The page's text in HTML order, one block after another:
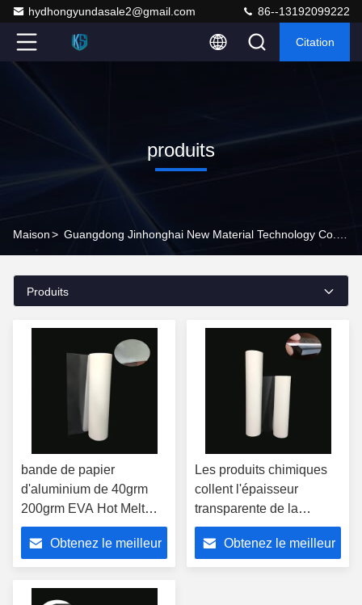
hydhongyundasale2@gmail.com 86--13192099222
Citation
produits
Maison>
Produits
bande de papier
d'aluminium de 40grm
200grm EVA Hot Melt
Adhesive Film avec le
papier de libération
Obtenez le meilleur
Les produits chimiques
collent l'épaisseur
transparente de la
largeur dégrossie par
double 0.03mm du film
adhésif 1cm de tissu
Obtenez le meilleur